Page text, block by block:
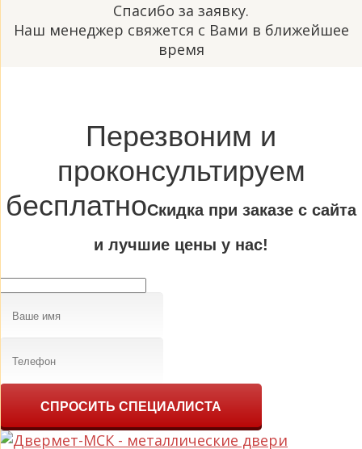
Спасибо за заявку.
Наш менеджер свяжется с Вами в ближейшее
время
Перезвоним и
проконсультируем
бесплатноCкидка при заказе с сайта
и лучшие цены у нас!
СПРОСИТЬ СПЕЦИАЛИСТА